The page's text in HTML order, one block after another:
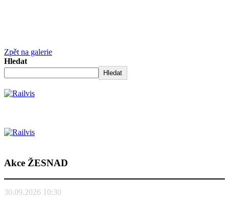
Zpět na galerie
Hledat
Hledat
Akce ŽESNAD
30.09.2026 10:30